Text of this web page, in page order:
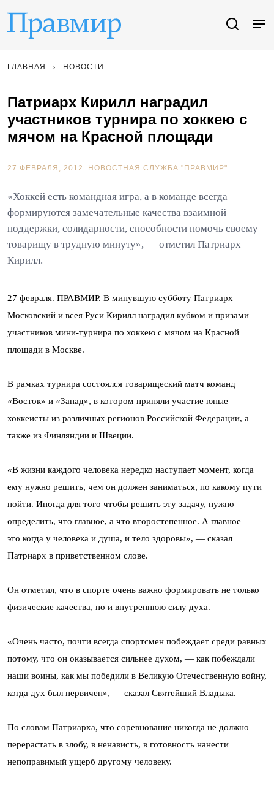
ГЛАВНАЯ НОВОСТИ
Патриарх Кирилл наградил
участников турнира по хоккею с
мячом на Красной площади
27 ФЕВРАЛЯ, 2012. НОВОСТНАЯ СЛУЖБА "ПРАВМИР"
«Хоккей есть командная игра, а в команде всегда
формируются замечательные качества взаимной
поддержки, солидарности, способности помочь своему
товарищу в трудную минуту», — отметил Патриарх
Кирилл.
27 февраля. ПРАВМИР. В минувшую субботу Патриарх
Московский и всея Руси Кирилл наградил кубком и призами
участников мини-турнира по хоккею с мячом на Красной
площади в Москве.
В рамках турнира состоялся товарищеский матч команд
«Восток» и «Запад», в котором приняли участие юные
хоккеисты из различных регионов Российской Федерации, а
также из Финляндии и Швеции.
«В жизни каждого человека нередко наступает момент, когда
ему нужно решить, чем он должен заниматься, по какому пути
пойти. Иногда для того чтобы решить эту задачу, нужно
определить, что главное, а что второстепенное. А главное —
это когда у человека и душа, и тело здоровы», — сказал
Патриарх в приветственном слове.
Он отметил, что в спорте очень важно формировать не только
физические качества, но и внутреннюю силу духа.
«Очень часто, почти всегда спортсмен побеждает среди равных
потому, что он оказывается сильнее духом, — как побеждали
наши воины, как мы победили в Великую Отечественную войну,
когда дух был первичен», — сказал Святейший Владыка.
По словам Патриарха, что соревнование никогда не должно
перерастать в злобу, в ненависть, в готовность нанести
непоправимый ущерб другому человеку.